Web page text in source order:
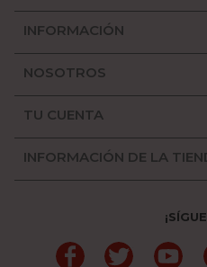
INFORMACIÓN
NOSOTROS
TU CUENTA
INFORMACIÓN DE LA
FacebookTwitter